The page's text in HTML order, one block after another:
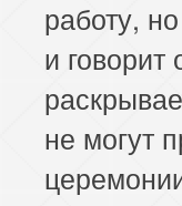
работу,
и
не могут